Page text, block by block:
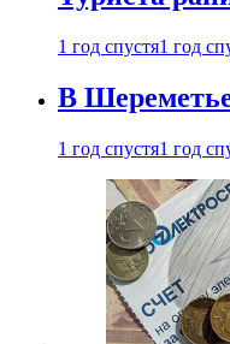
1 год спустя1 год
В
1 год спустя1 год